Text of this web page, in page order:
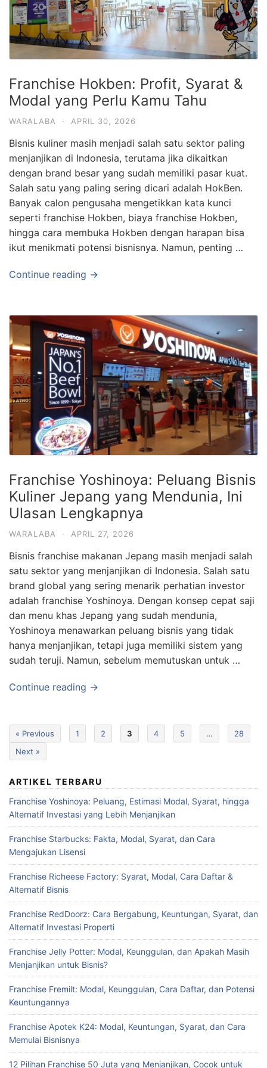
Franchise Hokben: Profit, Syarat &
Modal yang Perlu Kamu Tahu
WARALABA · APRIL 30, 2026
Bisnis kuliner masih menjadi salah satu sektor paling
menjanjikan di Indonesia, terutama jika dikaitkan
dengan brand besar yang sudah memiliki pasar kuat.
Salah satu yang paling sering dicari adalah HokBen.
Banyak calon pengusaha mengetikkan kata kunci
seperti franchise Hokben, biaya franchise Hokben,
hingga cara membuka Hokben dengan harapan bisa
ikut menikmati potensi bisnisnya. Namun, penting …
Continue reading →
Franchise Yoshinoya: Peluang Bisnis
Kuliner Jepang yang Mendunia, Ini
Ulasan Lengkapnya
WARALABA · APRIL 27, 2026
Bisnis franchise makanan Jepang masih menjadi salah
satu sektor yang menjanjikan di Indonesia. Salah satu
brand global yang sering menarik perhatian investor
adalah franchise Yoshinoya. Dengan konsep cepat saji
dan menu khas Jepang yang sudah mendunia,
Yoshinoya menawarkan peluang bisnis yang tidak
hanya menjanjikan, tetapi juga memiliki sistem yang
sudah teruji. Namun, sebelum memutuskan untuk …
Continue reading →
« Previous 1 2 3 4 5 …
28
Next »
ARTIKEL TERBARU
Franchise Yoshinoya: Peluang, Estimasi Modal, Syarat, hingga
Alternatif Investasi yang Lebih Menjanjikan
Franchise Starbucks: Fakta, Modal, Syarat, dan Cara
Mengajukan Lisensi
Franchise Richeese Factory: Syarat, Modal, Cara Daftar &
Alternatif Bisnis
Franchise RedDoorz: Cara Bergabung, Keuntungan, Syarat, dan
Alternatif Investasi Properti
Franchise Jelly Potter: Modal, Keunggulan, dan Apakah Masih
Menjanjikan untuk Bisnis?
Franchise Fremilt: Modal, Keunggulan, Cara Daftar, dan Potensi
Keuntungannya
Franchise Apotek K24: Modal, Keuntungan, Syarat, dan Cara
Memulai Bisnisnya
12 Pilihan Franchise 50 Juta yang Menjanjikan, Cocok untuk